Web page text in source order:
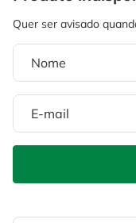
8º disco corte
10º serra copo
º escada
fio
º chave impacto
º